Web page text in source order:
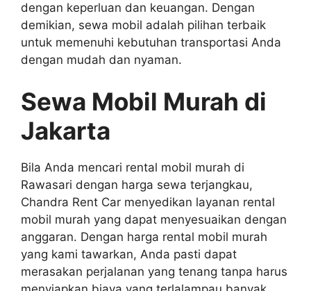
dengan keperluan dan keuangan. Dengan
demikian, sewa mobil adalah pilihan terbaik
untuk memenuhi kebutuhan transportasi Anda
dengan mudah dan nyaman.
Sewa Mobil Murah di
Jakarta
Bila Anda mencari rental mobil murah di
Rawasari dengan harga sewa terjangkau,
Chandra Rent Car menyedikan layanan rental
mobil murah yang dapat menyesuaikan dengan
anggaran. Dengan harga rental mobil murah
yang kami tawarkan, Anda pasti dapat
merasakan perjalanan yang tenang tanpa harus